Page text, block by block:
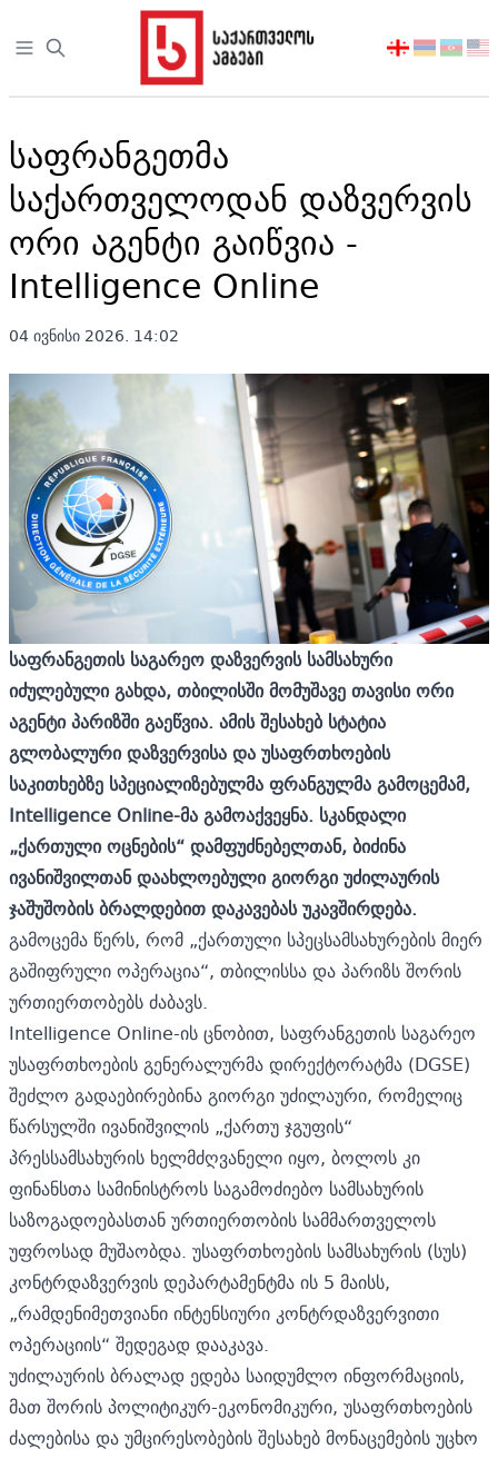
Open sidebar
აირჩიეთ
საფრანგეთმა
საქართველოდან დაზვერვის
ორი აგენტი გაიწვია -
Intelligence Online
04 ივნისი 2026. 14:02
საფრანგეთის საგარეო დაზვერვის სამსახური
იძულებული გახდა, თბილისში მომუშავე თავისი ორი
აგენტი პარიზში გაეწვია. ამის შესახებ სტატია
გლობალური დაზვერვისა და უსაფრთხოების
საკითხებზე სპეციალიზებულმა ფრანგულმა გამოცემამ,
Intelligence Online-მა გამოაქვეყნა. სკანდალი
„ქართული ოცნების“ დამფუძნებელთან, ბიძინა
ივანიშვილთან დაახლოებული გიორგი უძილაურის
ჯაშუშობის ბრალდებით დაკავებას უკავშირდება.
გამოცემა წერს, რომ „ქართული სპეცსამსახურების მიერ
გაშიფრული ოპერაცია“, თბილისსა და პარიზს შორის
ურთიერთობებს ძაბავს.
Intelligence Online-ის ცნობით, საფრანგეთის საგარეო
უსაფრთხოების გენერალურმა დირექტორატმა (DGSE)
შეძლო გადაებირებინა გიორგი უძილაური, რომელიც
წარსულში ივანიშვილის „ქართუ ჯგუფის“
პრესსამსახურის ხელმძღვანელი იყო, ბოლოს კი
ფინანსთა სამინისტროს საგამოძიებო სამსახურის
საზოგადოებასთან ურთიერთობის სამმართველოს
უფროსად მუშაობდა. უსაფრთხოების სამსახურის (სუს)
კონტრდაზვერვის დეპარტამენტმა ის 5 მაისს,
„რამდენიმეთვიანი ინტენსიური კონტრდაზვერვითი
ოპერაციის“ შედეგადდააკავა.
უძილაურის ბრალად ედება საიდუმლო ინფორმაციის,
მათ შორის პოლიტიკურ-ეკონომიკური, უსაფრთხოების
ძალებისა და უმცირესობების შესახებ მონაცემების უცხო